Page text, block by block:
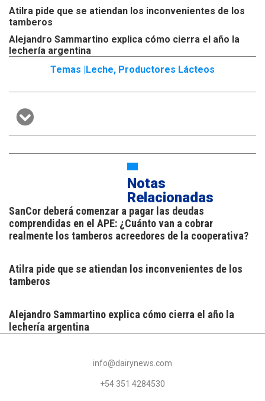
Atilra pide que se atiendan los inconvenientes de los
tamberos
Alejandro Sammartino explica cómo cierra el año la
lechería argentina
Temas |Leche, Productores Lácteos
Notas
Relacionadas
SanCor deberá comenzar a pagar las deudas
comprendidas en el APE: ¿Cuánto van a cobrar
realmente los tamberos acreedores de la cooperativa?
Atilra pide que se atiendan los inconvenientes de los
tamberos
Alejandro Sammartino explica cómo cierra el año la
lechería argentina
info@dairynews.com
+54 351 4284530